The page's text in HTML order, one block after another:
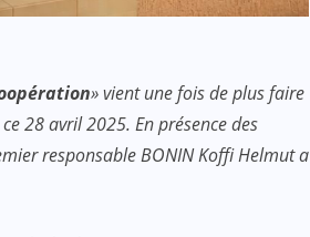
» vient une fois de plus faire
28 avril 2025. En présence des
responsable BONIN Koffi Helmut a